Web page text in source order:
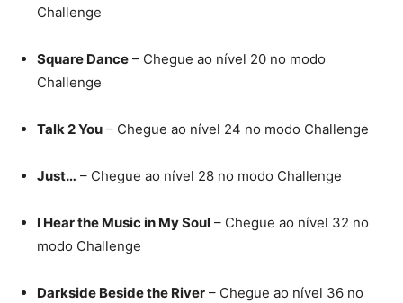
Challenge
Square Dance – Chegue ao nível 20 no modo
Challenge
Talk 2 You – Chegue ao nível 24 no modo Challenge
Just… – Chegue ao nível 28 no modo Challenge
I Hear the Music in My Soul – Chegue ao nível 32 no
modo Challenge
Darkside Beside the River – Chegue ao nível 36 no